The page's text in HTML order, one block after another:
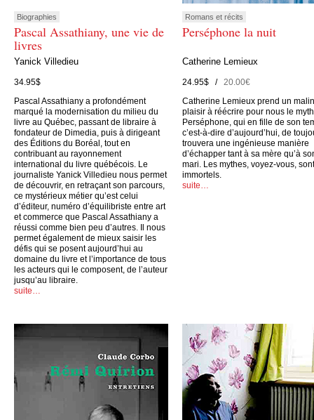
Biographies
Pascal Assathiany, une vie de
livres
Yanick Villedieu
34.95$
Pascal Assathiany a profondément
marqué la modernisation du milieu du
livre au Québec, passant de libraire à
fondateur de Dimedia, puis à dirigeant
des Éditions du Boréal, tout en
contribuant au rayonnement
international du livre québécois. Le
journaliste Yanick Villedieu nous permet
de découvrir, en retraçant son parcours,
ce mystérieux métier qu’est celui
d’éditeur, numéro d’équilibriste entre art
et commerce que Pascal Assathiany a
réussi comme bien peu d’autres. Il nous
permet également de mieux saisir les
défis qui se posent aujourd’hui au
domaine du livre et l’importance de tous
les acteurs qui le composent, de l’auteur
jusqu’au libraire.
suite…
Romans et récits
Perséphone la nuit
Catherine Lemieux
24.95$ /20.00€
Catherine Lemieux prend un malin
plaisir à réécrire pour nous le
Perséphone, qui en fille de son
c’est-à-dire d’aujourd’hui, de
trouvera une ingénieuse manière
d’échapper tant à sa mère qu’à
mari. Les mythes, voyez-vous, sont
immortels.
suite…